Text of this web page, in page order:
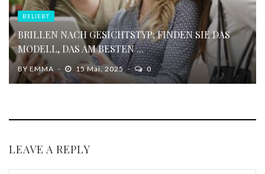
BELIEBT
BRILLEN NACH GESICHTSTYP: FINDEN SIE DAS
MODELL, DAS AM BESTEN ...
BY EMMA 15 Mai, 2025 0
LEAVE A REPLY